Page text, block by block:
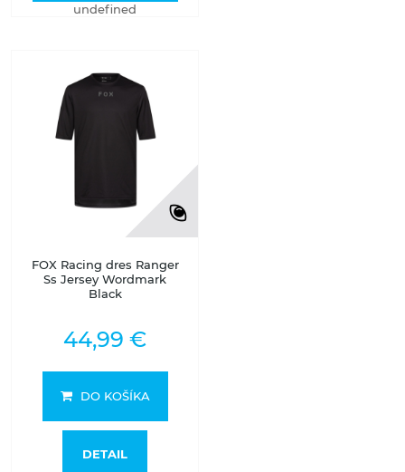
undefined
FOX Racing dres Ranger
Ss Jersey Wordmark
Black
44,99 €
DO KOŠÍKA
DETAIL